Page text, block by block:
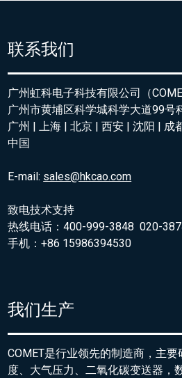
联系我们
广州虹科电子科技有限公司（
广州市黄埔区科学城科学大道99号
广州 | 上海 | 北京 | 西安 | 沈阳 | 成
中国
E-mail: sales@hkcao.com
致电技术支持
热线电话：400-999-3848 020-
手机：+86 15986394530
我们生产
COMET是行业领先的制造商，主
度、大气压力、二氧化碳变送器，